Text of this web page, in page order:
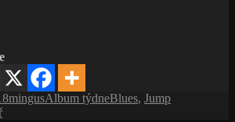
Black
Autor:
mingusRubriky:
Album týdneŠtítky:
Blues, Jump
pro